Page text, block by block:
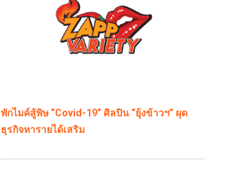
พักไมค์สู้พิษ “Covid-19” ศิลปิน “ยุ้งข้าวฯ” ผุด
ธุรกิจหารายได้เสริม